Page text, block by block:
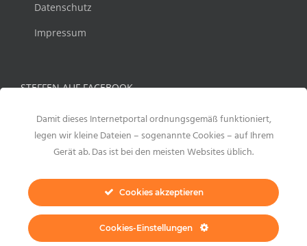
Datenschutz
Impressum
STEFFEN AUF FACEBOOK
Damit dieses Internetportal ordnungsgemäß funktioniert,
legen wir kleine Dateien – sogenannte Cookies – auf Ihrem
Gerät ab. Das ist bei den meisten Websites üblich.
Cookies akzeptieren
Cookies-Einstellungen